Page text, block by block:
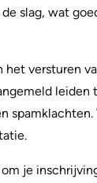
slag, wat
het versturen
leiden
spamklachten.
je